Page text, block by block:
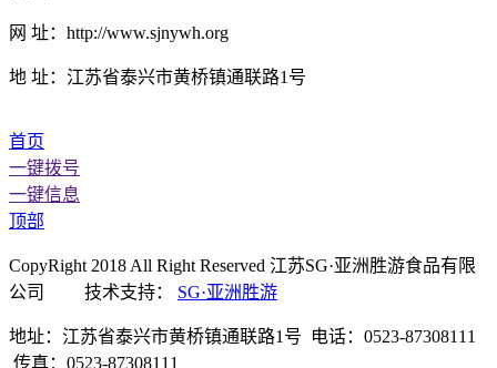
网 址：http://www.sjnywh.org
地 址：江苏省泰兴市黄桥镇通联路1号
首页
一键拨号
一键信息
顶部
CopyRight 2018 All Right Reserved 江苏SG·亚洲胜游食品有限
公司 技术支持： SG·亚洲胜游
地址：江苏省泰兴市黄桥镇通联路1号 电话：0523-87308111
传真：0523-87308111